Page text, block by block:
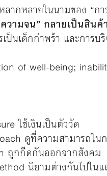
ลากหลายในนามของ “
วามจน” กลายเป็นสิน
ป็นเด็กกำพร้า และการ
of well-being;
ใช้เงินเป็นตัววัด
ดูที่ความสามารถใน
ถูกกีดกันออกจากสังคม
นิยามต่างกันไปใน